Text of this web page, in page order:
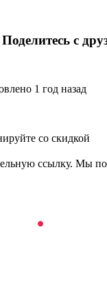
с
1 год назад
со скидкой
ссылку. Мы